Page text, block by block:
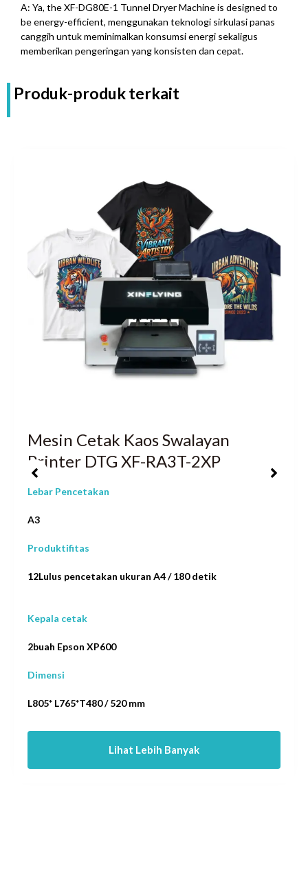
A: Ya, the XF-DG80E-1 Tunnel Dryer Machine is designed to
be energy-efficient, menggunakan teknologi sirkulasi panas
canggih untuk meminimalkan konsumsi energi sekaligus
memberikan pengeringan yang konsisten dan cepat.
Produk-produk terkait
Mesin Cetak Kaos Swalayan
Printer DTG XF-RA3T-2XP
Lebar Pencetakan
A3
Produktifitas
12Lulus pencetakan ukuran A4 / 180 detik
Kepala cetak
2buah Epson XP600
Dimensi
L805* L765*T480 / 520 mm
Lihat Lebih Banyak